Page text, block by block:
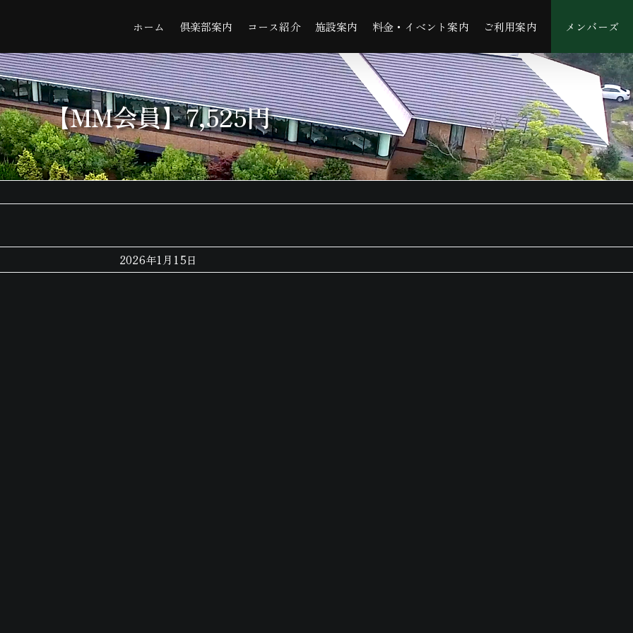
ホーム 倶楽部案内 コース紹介 施設案内 料金・イベント案内 ご利用案内 メンバーズ
【MM会員】7,525円
2026年1月15日